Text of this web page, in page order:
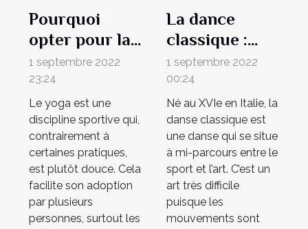
Pourquoi
opter pour la
pratique du
yoga ?
1 septembre 2022
23:24
Le yoga est une
discipline sportive qui,
contrairement à
certaines pratiques,
est plutôt douce. Cela
facilite son adoption
par plusieurs
personnes, surtout les
La dance
classique :
une dance qui
reflète la
classe et
l'intégrité
1 septembre 2022
00:24
Né au XVIe en Italie, la
danse classique est
une danse qui se situe
à mi-parcours entre le
sport et l’art. C’est un
art très difficile
puisque les
mouvements sont